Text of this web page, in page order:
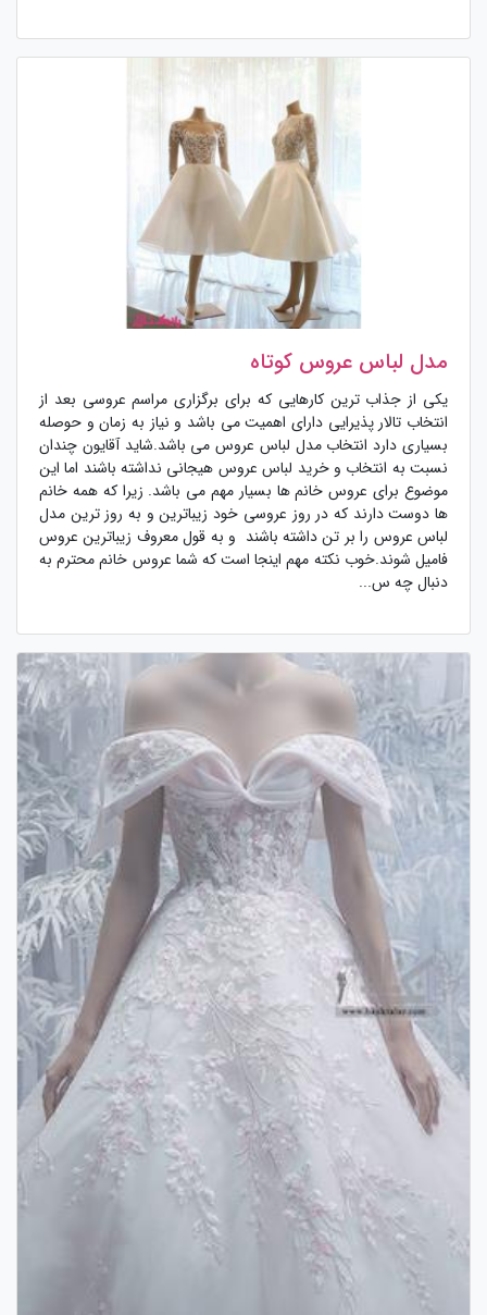
مدل لباس عروس کوتاه
یکی از جذاب ترین کارهایی که برای برگزاری مراسم عروسی بعد از
انتخاب تالار پذیرایی دارای اهمیت می باشد و نیاز به زمان و حوصله
بسیاری دارد انتخاب مدل لباس عروس می باشد.شاید آقایون چندان
نسبت به انتخاب و خرید لباس عروس هیجانی نداشته باشند اما این
موضوع برای عروس خانم ها بسیار مهم می باشد. زیرا که همه خانم
ها دوست دارند که در روز عروسی خود زیباترین و به روز ترین مدل
لباس عروس را بر تن داشته باشند و به قول معروف زیباترین عروس
فامیل شوند.خوب نکته مهم اینجا است که شما عروس خانم محترم به
دنبال چه س...